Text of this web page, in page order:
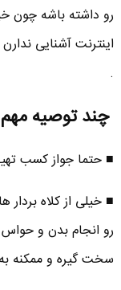
رو داشته باشه چون
اینترنت آشنایی
.
چند توصیه
■ حتما جواز کسب
■ خیلی از کلاه
رو انجام بدن و
سخت گیره و ممکنه